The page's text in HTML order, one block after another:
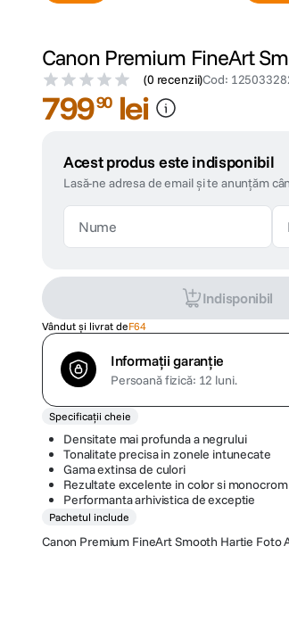
Canon Premium FineArt
(0 recenzii)Cod:
79990 lei
Acest produs este indisponibil
Lasă-ne adresa de email și te anunțăm
Indisponibil
Vândut și livrat deF64
Informații garanție
Persoană fizică: 12 luni.
Specificații cheie
Densitate mai profunda a negrului
Tonalitate precisa in zonele intunecate
Gama extinsa de culori
Rezultate excelente in color si monocrom
Performanta arhivistica de exceptie
Pachetul include
Canon Premium FineArt Smooth Hartie Foto